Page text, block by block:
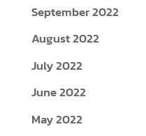
September 2022
August 2022
July 2022
June 2022
May 2022